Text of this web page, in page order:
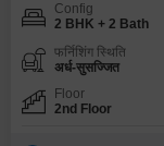
Config
2 BHK + 2 Bath
फर्निशिंग स्थिति
अर्ध-सुसज्जित
Floor
2nd Floor